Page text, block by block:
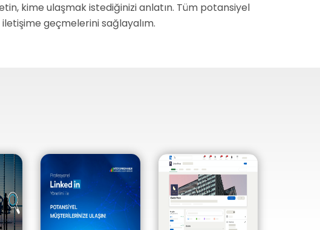
kime ulaşmak istediğinizi anlatın. Tüm potansiyel
geçmelerini sağlayalım.